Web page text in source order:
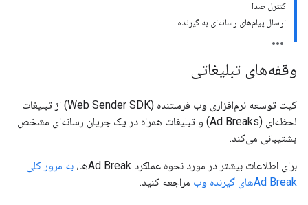
کنترل صدا
ارسال پیام‌های رسانه‌ای به گیرنده
وقفه‌های تبلیغاتی
کیت توسعه نرم‌افزاری وب فرستنده (Web Sender SDK) از تبلیغات
لحظه‌ای (Ad Breaks) و تبلیغات همراه در یک جریان رسانه‌ای مشخص
پشتیبانی می‌کند.
برای اطلاعات بیشتر در مورد نحوه عملکرد Ad Breakها،
به مرور کلی
Ad Breakهای گیرنده وب
مراجعه کنید.